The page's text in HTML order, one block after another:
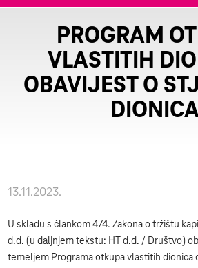
PROGRAM
VLASTITIH
OBAVIJEST O
13.11.2023.
U skladu s člankom 474. Zakona o tržištu
d.d. (u daljnjem tekstu: HT d.d. / Društvo)
temeljem Programa otkupa vlastitih dionica